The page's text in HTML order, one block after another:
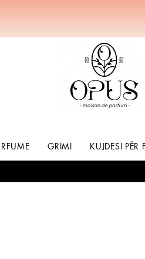
GRIMI KUJDESI PËR